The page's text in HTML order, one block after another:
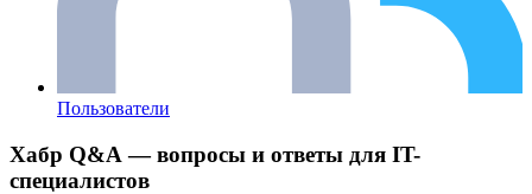
Пользователи
Хабр Q&A — вопросы и ответы для IT-
специалистов